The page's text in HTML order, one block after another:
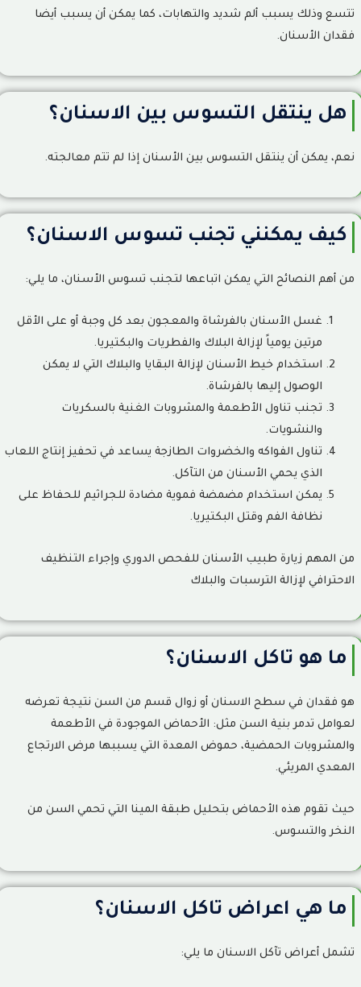
تتسع وذلك يسبب ألم شديد والتهابات، كما يمكن أن يسبب أيضا
فقدان الأسنان.
هل ينتقل التسوس بين الاسنان؟
نعم، يمكن أن ينتقل التسوس بين الأسنان إذا لم تتم معالجته.
كيف يمكنني تجنب تسوس الاسنان؟
من أهم النصائح التي يمكن اتباعها لتجنب تسوس الأسنان، ما يلي:
غسل الأسنان بالفرشاة والمعجون بعد كل وجبة أو على الأقل
مرتين يومياً لإزالة البلاك والفطريات والبكتيريا.
استخدام خيط الأسنان لإزالة البقايا والبلاك التي لا يمكن
الوصول إليها بالفرشاة.
تجنب تناول الأطعمة والمشروبات الغنية بالسكريات
والنشويات.
تناول الفواكه والخضروات الطازجة يساعد في تحفيز إنتاج اللعاب
الذي يحمي الأسنان من التآكل.
يمكن استخدام مضمضة فموية مضادة للجراثيم للحفاظ على
نظافة الفم وقتل البكتيريا.
من المهم زيارة طبيب الأسنان للفحص الدوري وإجراء التنظيف
الاحترافي لإزالة الترسبات والبلاك
ما هو تاكل الاسنان؟
هو فقدان في سطح الاسنان أو زوال قسم من السن نتيجة تعرضه
لعوامل تدمر بنية السن مثل: الأحماض الموجودة في الأطعمة
والمشروبات الحمضية، حموض المعدة التي يسببها مرض الارتجاع
المعدي المريئي.
حيث تقوم هذه الأحماض بتحليل طبقة المينا التي تحمي السن من
النخر والتسوس.
ما هي اعراض تاكل الاسنان؟
تشمل أعراض تآكل الاسنان ما يلي: